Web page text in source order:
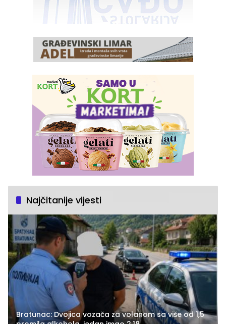
Najčitanije vijesti
Bratunac: Dvojica vozača za volanom sa više od 1,5